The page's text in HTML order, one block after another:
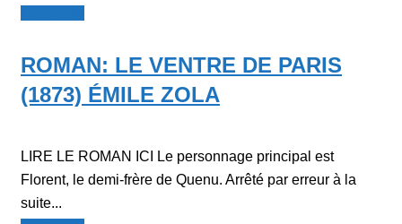
ROMAN: LE VENTRE DE PARIS
(1873) ÉMILE ZOLA
LIRE LE ROMAN ICI Le personnage principal est
Florent, le demi-frère de Quenu. Arrêté par erreur à la
suite...